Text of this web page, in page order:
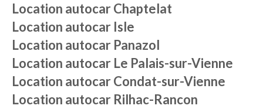
Location autocarChaptelat
Location autocar Isle
Location autocar Panazol
Location autocar Le Palais-sur-Vienne
Location autocarCondat-sur-Vienne
Location autocar Rilhac-Rancon